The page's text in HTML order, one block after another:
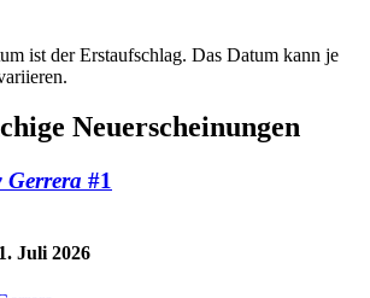
ist der Erstaufschlag. Das Datum kann je
Neuerscheinungen
Gerrera #1
Juli 2026